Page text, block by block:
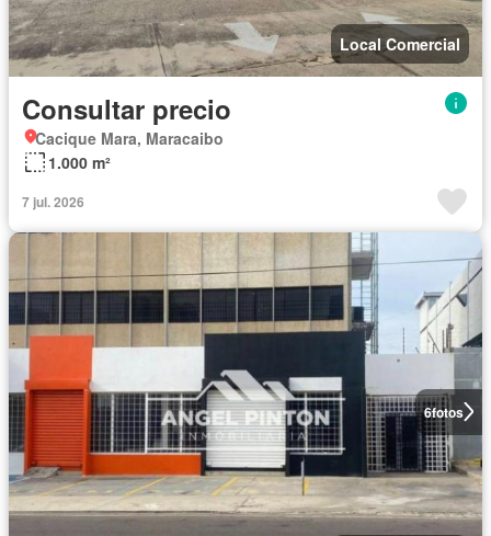
Local Comercial
Consultar precio
Cacique Mara, Maracaibo
1.000 m²
7 jul. 2026
6fotos